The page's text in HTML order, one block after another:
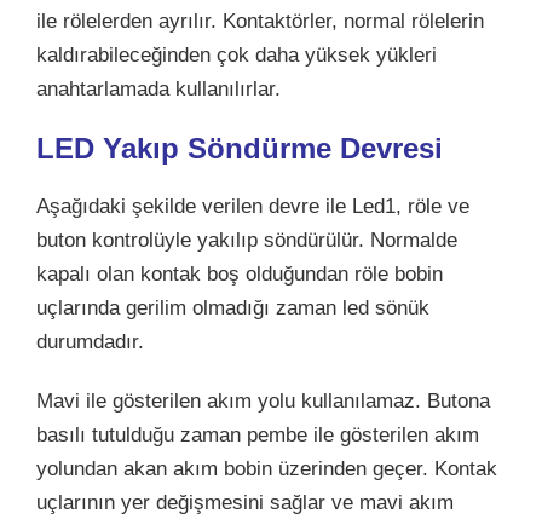
ile rölelerden ayrılır. Kontaktörler, normal rölelerin
kaldırabileceğinden çok daha yüksek yükleri
anahtarlamada kullanılırlar.
LED Yakıp Söndürme Devresi
Aşağıdaki şekilde verilen devre ile Led1, röle ve
buton kontrolüyle yakılıp söndürülür. Normalde
kapalı olan kontak boş olduğundan röle bobin
uçlarında gerilim olmadığı zaman led sönük
durumdadır.
Mavi ile gösterilen akım yolu kullanılamaz. Butona
basılı tutulduğu zaman pembe ile gösterilen akım
yolundan akan akım bobin üzerinden geçer. Kontak
uçlarının yer değişmesini sağlar ve mavi akım